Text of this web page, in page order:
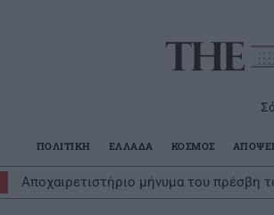
ΠΟΛΙΤΙΚΗ ΕΛΛΑΔΑ ΚΟΣΜΟΣ
Αποχαιρετιστήριο μήνυμα του πρέσβη